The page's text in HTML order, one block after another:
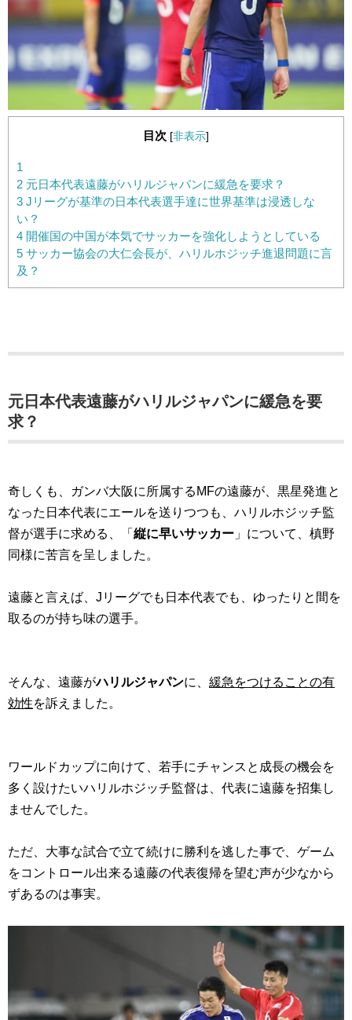
目次 [非表示]
1
2 元日本代表遠藤がハリルジャパンに緩急を要求？
3 Jリーグが基準の日本代表選手達に世界基準は浸透しな
い？
4 開催国の中国が本気でサッカーを強化しようとしている
5 サッカー協会の大仁会長が、ハリルホジッチ進退問題に言
及？
元日本代表遠藤がハリルジャパンに緩急を要
求？
奇しくも、ガンバ大阪に所属するMFの遠藤が、黒星発進と
なった日本代表にエールを送りつつも、ハリルホジッチ監
督が選手に求める、「 縦に早いサッカー 」について、槙野
同様に苦言を呈しました。
遠藤と言えば、Jリーグでも日本代表でも、ゆったりと間を
取るのが持ち味の選手。
そんな、遠藤がハリルジャパンに、 緩急をつけることの有
効性を訴えました。
ワールドカップに向けて、若手にチャンスと成長の機会を
多く設けたいハリルホジッチ監督は、代表に遠藤を招集し
ませんでした。
ただ、大事な試合で立て続けに勝利を逃した事で、ゲーム
をコントロール出来る遠藤の代表復帰を望む声が少なから
ずあるのは事実。